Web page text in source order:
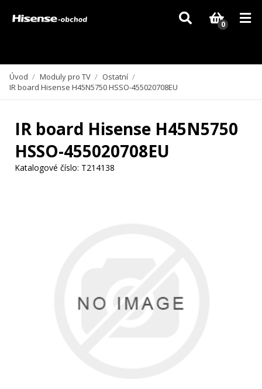
Vzhledem k aktuální situaci se může dodání dílů, které nejsou skladem,
zpozdit. Děkujeme za pochopení.
0
Úvod / Moduly pro TV / Ostatní /
IR board Hisense H45N5750 HSSO-455020708EU
IR board Hisense H45N5750
HSSO-455020708EU
Katalogové číslo: T214138